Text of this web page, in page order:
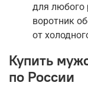
для любого
воротник
от
Купить
по России